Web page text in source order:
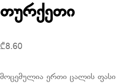
თურქეთი
₾8.60
მოცემულია ერთი ცალის ფასი